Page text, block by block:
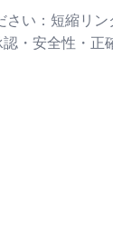
い：短縮リン
・安全性・正